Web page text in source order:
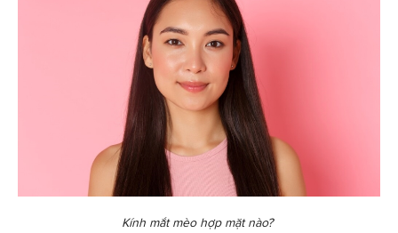
Kính mắt mèo hợp mặt nào?